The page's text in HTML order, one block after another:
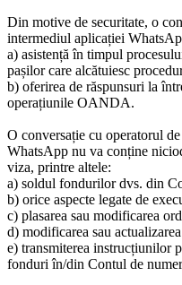
Din motive de securitate, o
intermediul aplicației
a) asistență în timpul
pașilor care alcătuiesc
b) oferirea de răspunsuri la
operațiunile OANDA.
O conversație cu operatorul
WhatsApp nu va conține
viza, printre altele:
a) soldul fondurilor dvs. din
b) orice aspecte legate de
c) plasarea sau modificarea
d) modificarea sau
e) transmiterea instrucțiunilor
fonduri în/din Contul de